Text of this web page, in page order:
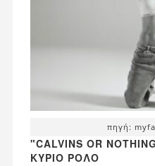
πηγή:
"CALVINS OR
ΚΎΡΙΟ ΡΌΛΟ